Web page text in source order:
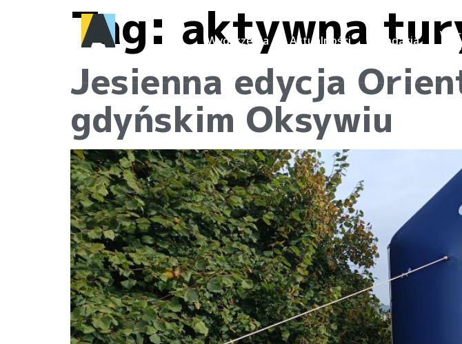
Wydarzenia Aktualności Fundacja
Tag: aktywna
Jesienna edycja
gdyńskim Oksywiu